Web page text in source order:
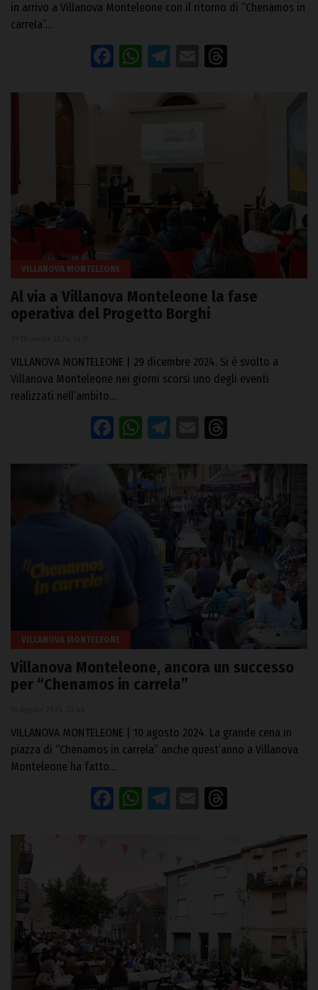
in arrivo a Villanova Monteleone con il ritorno di “Chenamos in
carrela”…
Facebook
WhatsApp
Telegram
Email
VILLANOVA MONTELEONE
Al via a Villanova Monteleone la fase
operativa del Progetto Borghi
VILLANOVA MONTELEONE | 29 dicembre 2024. Si è svolto a
Villanova Monteleone nei giorni scorsi uno degli eventi
realizzati nell’ambito…
Facebook
WhatsApp
Telegram
Email
VILLANOVA MONTELEONE
Villanova Monteleone, ancora un successo
per “Chenamos in carrela”
VILLANOVA MONTELEONE | 10 agosto 2024. La grande cena in
piazza di “Chenamos in carrela” anche quest’anno a Villanova
Monteleone ha fatto…
Facebook
WhatsApp
Telegram
Email